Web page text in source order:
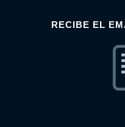
RECIBE EL